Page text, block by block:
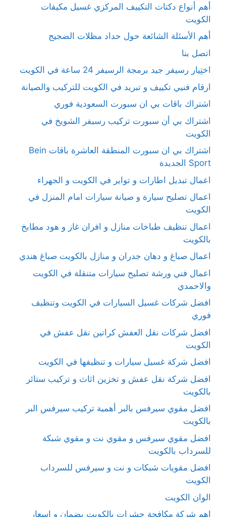
أهم أنواع دكتات التكييف المركزي غسيل مكيفات
الكويت
أهم الأسئلة الشائعة حول حداد مظلات الضجيج
اتصل بنا
اختِيار رسيفر جيد برمجة الرسيفر 24 ساعة في الكويت
ارقام فنيي تكييف و تبريد في الكويت للتركيب والصيانة
اشتراك باقات بي ان سبورت السعودية فوري
اشتراك بي أن سبورت تركيب رسيفر الشويخ في
الكويت
اشتراك بي ان سبورت المنطقة العاشرة باقات Bein
Sport الجديدة
اعمال تبديل اطارات و تواير في الكويت و الجهراء
اعمال تصليح سيارة و صيانة سيارات امام المنزل في
الكويت
اعمال تنظيف طباخات منازل و افران غاز و هود مطابخ
بالكويت
اعمال صباغ و دهان جدران و منازل بالكويت صباغ هندي
اعمال فني ورشة تصليح سيارات متنقلة في الكويت
والاحمدي
افضل شركات غسيل السيارات في الكويت وتنظيف
فوري
افضل شركات نقل العفش كراتين نقل عفش في
الكويت
افضل شركة غسيل سيارات و تنظيفها في الكويت
افضل شركة نقل عفش و تخزين اثاث و تركيب ستائر
بالكويت
افضل مقوي سيرفس بالبر أهمية تركيب سيرفس البر
بالكويت
افضل مقوي سيرفس و مقوي نت و مقوي شبكة
للسرداب بالكويت
افضل مقويات شبكات و نت و سيرفس للسرداب
الكويت
الوان الكويت
اهم شركة مكافحة حشرات بالكويت بضمان و اسعار